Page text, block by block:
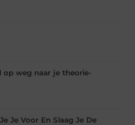
op weg naar je theorie-
Je Voor En Slaag Je De